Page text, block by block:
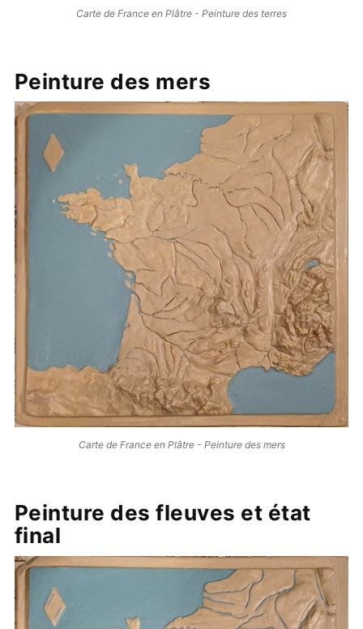
Carte de France en Plâtre - Peinture des terres
Peinture des mers
Carte de France en Plâtre - Peinture des mers
Peinture des fleuves et état
final